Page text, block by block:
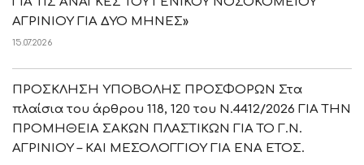
ΑΓΡΙΝΙΟΥ ΓΙΑ ΔΥΟ ΜΗΝΕΣ»
15.07.2026
ΠΡΟΣΚΛΗΣΗ ΥΠΟΒΟΛΗΣ ΠΡΟΣΦΟΡΩΝ Στα
πλαίσια του άρθρου 118, 120 του Ν.4412/2026 ΓΙΑ ΤΗΝ
ΠΡΟΜΗΘΕΙΑ ΣΑΚΩΝ ΠΛΑΣΤΙΚΩΝ ΓΙΑ ΤΟ Γ.Ν.
ΑΓΡΙΝΙΟΥ – ΚΑΙ ΜΕΣΟΛΟΓΓΙΟΥ ΓΙΑ ΕΝΑ ΕΤΟΣ.